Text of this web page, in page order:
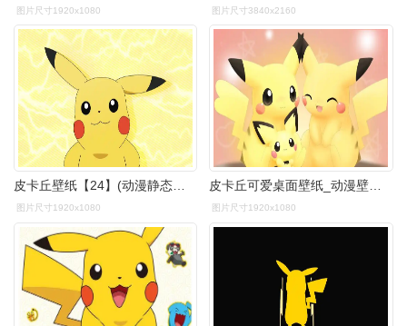
图片尺寸1920x1080 图片尺寸3840x2160
皮卡丘壁纸【24】(动漫静态壁纸) - 静态壁纸下载 - 元气壁纸
图片尺寸1920x1080
皮卡丘可爱桌面壁纸_动漫壁纸_墨鱼部落格
图片尺寸1920x1080